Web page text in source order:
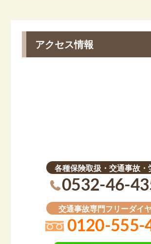
アクセス情報
各種保険取扱・交通事故・
0532-46-
交通事故専門フリーダイ
0120-555-